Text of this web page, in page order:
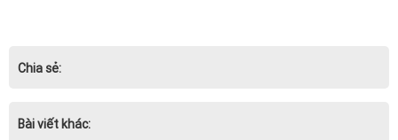
Chia sẻ:
Bài viết khác: